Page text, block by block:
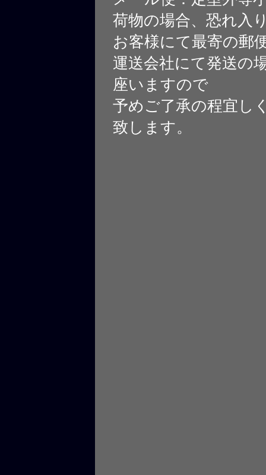
荷物の場合、恐れ入
お客様にて最寄の郵
運送会社にて発送の
座いますので
予めご了承の程宜し
致します。